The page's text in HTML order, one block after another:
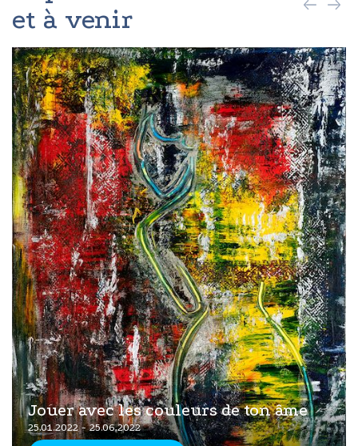
et à venir
Jouer avec les couleurs de ton âme
25.01.2022 - 25.06.2022